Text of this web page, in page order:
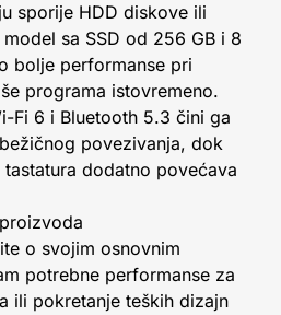
sporije HDD diskove ili
sa SSD od 256 GB i 8
bolje performanse pri
programa istovremeno.
Fi 6 i Bluetooth 5.3 čini ga
povezivanja, dok
dodatno povećava
o svojim osnovnim
potrebne performanse za
ili pokretanje teških dizajn